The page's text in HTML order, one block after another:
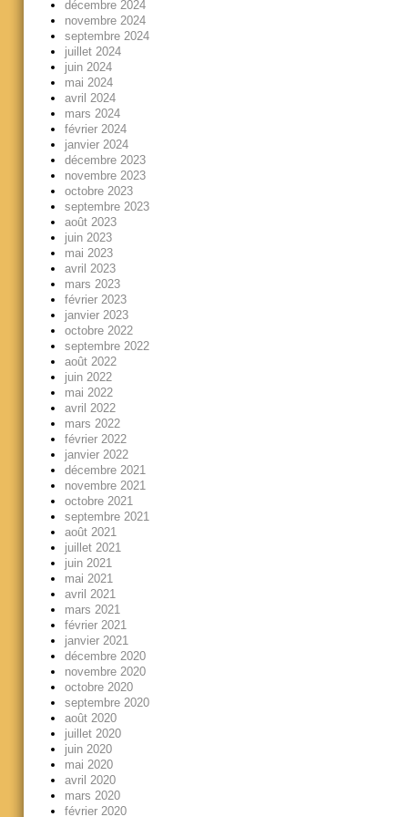
décembre 2024
novembre 2024
septembre 2024
juillet 2024
juin 2024
mai 2024
avril 2024
mars 2024
février 2024
janvier 2024
décembre 2023
novembre 2023
octobre 2023
septembre 2023
août 2023
juin 2023
mai 2023
avril 2023
mars 2023
février 2023
janvier 2023
octobre 2022
septembre 2022
août 2022
juin 2022
mai 2022
avril 2022
mars 2022
février 2022
janvier 2022
décembre 2021
novembre 2021
octobre 2021
septembre 2021
août 2021
juillet 2021
juin 2021
mai 2021
avril 2021
mars 2021
février 2021
janvier 2021
décembre 2020
novembre 2020
octobre 2020
septembre 2020
août 2020
juillet 2020
juin 2020
mai 2020
avril 2020
mars 2020
février 2020